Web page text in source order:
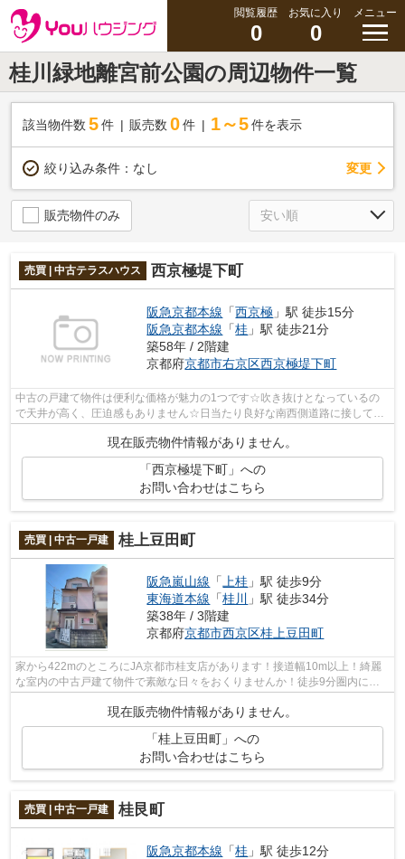
閲覧履歴
0
お気に入り
0
メニュー
桂川緑地離宮前公園の周辺物件一覧
該当物件数 5件 販売数 0 件 1～5 件を表示
絞り込み条件： なし 変更
販売物件のみ
売買 | 中古テラスハウス 西京極堤下町
阪急京都本線 「西京極 」駅 徒歩15分
阪急京都本線 「桂 」駅 徒歩21分
築58年 / 2階建
京都府京都市右京区西京極堤下町
中古の戸建て物件は便利な価格が魅力の1つです☆吹き抜けとなっているの
で天井が高く、圧迫感もありません☆日当たり良好な南西側道路に接してい
る物件はいかがでしょうか☆京都市右京区...
現在販売物件情報がありません。
「西京極堤下町」への
お問い合わせはこちら
売買 | 中古一戸建 桂上豆田町
阪急嵐山線 「上桂 」駅 徒歩9分
東海道本線 「桂川
」駅 徒歩34分
築38年 / 3階建
京都府京都市西京区桂上豆田町
家から422mのところにJA京都市桂支店があります！接道幅10m以上！綺麗
な室内の中古戸建て物件で素敵な日々をおくりませんか！徒歩9分圏内に立
現在販売物件情報がありません。
「桂上豆田町」への
お問い合わせはこちら
売買 | 中古一戸建 桂艮町
阪急京都本線 「桂 」駅 徒歩12分